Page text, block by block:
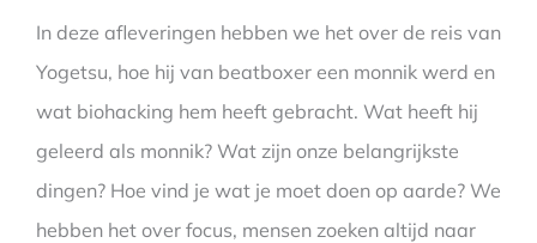
In deze afleveringen hebben we het over de reis van
Yogetsu, hoe hij van beatboxer een monnik werd en
wat biohacking hem heeft gebracht. Wat heeft hij
geleerd als monnik? Wat zijn onze belangrijkste
dingen? Hoe vind je wat je moet doen op aarde? We
hebben het over focus, mensen zoeken altijd naar